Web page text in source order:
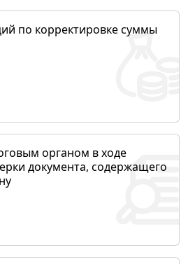
по корректировке суммы
органом в ходе
документа, содержащего